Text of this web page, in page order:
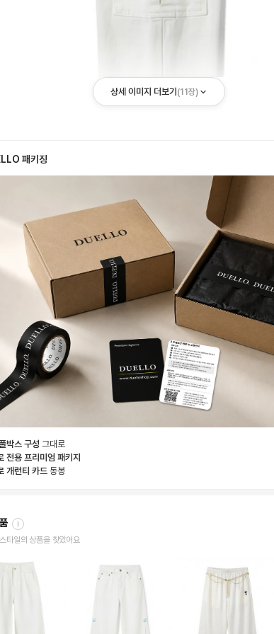
상세 이미지 더보기 (11장)
패키징
박스 구성 그대로
전용 프리미엄 패키지
개런티 카드 동봉
i
타일의 상품을 찾았어요